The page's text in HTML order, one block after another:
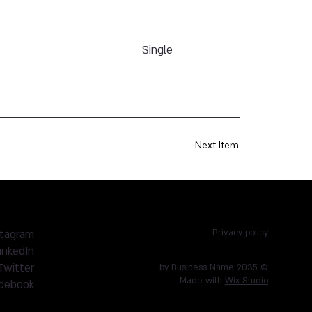
Single
Next Item
Privacy policy
© 2035 by Business Name.
Made with Wix Studio